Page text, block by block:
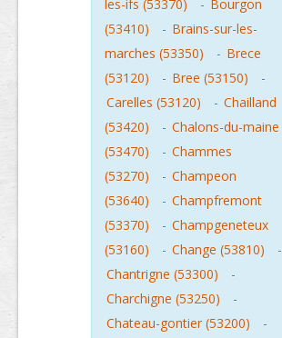
les-ifs (53370) - Bourgon
(53410)
- Brains-sur-les-
marches (53350)
- Brece
(53120)
- Bree (53150)
-
Carelles (53120)
- Chailland
(53420)
- Chalons-du-maine
(53470)
- Chammes
(53270)
- Champeon
(53640)
- Champfremont
(53370)
- Champgeneteux
(53160)
- Change (53810)
-
Chantrigne (53300)
-
Charchigne (53250)
-
Chateau-gontier (53200)
-